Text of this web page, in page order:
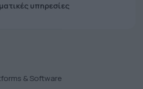
υπηρεσίες
& Software